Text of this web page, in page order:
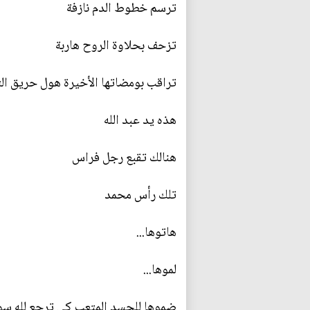
ترسم خطوط الدم نازفة
تزحف بحلاوة الروح هاربة
تراقب بومضاتها الأخيرة هول حريق
هذه يد عبد الله
هنالك تقبع رجل فراس
تلك رأس محمد
هاتوها...
لموها...